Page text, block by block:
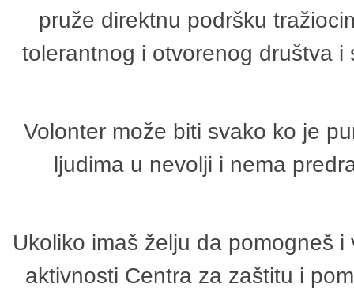
pruže direktnu podršku
tolerantnog i otvorenog društva
Volonter može biti svako ko je
ljudima u nevolji i nema
Ukoliko imaš želju da pomogneš
aktivnosti Centra za zaštitu i